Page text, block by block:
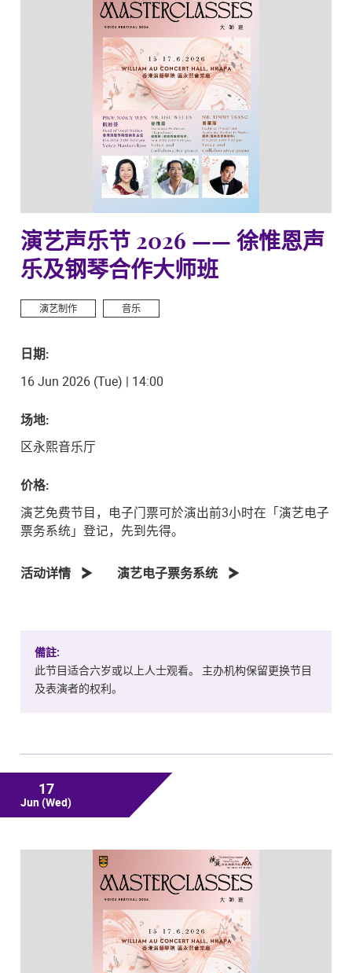
演艺声乐节 2026 —— 徐惟恩声
乐及钢琴合作大师班
演艺制作 音乐
日期:
16 Jun 2026 (Tue) | 14:00
场地:
区永熙音乐厅
价格:
演艺免费节目，电子门票可於演出前3小时在「演艺电子
票务系统」登记，先到先得。
活动详情 演艺电子票务系统
備註:
此节目适合六岁或以上人士观看。 主办机构保留更换节目
及表演者的权利。
17
Jun(Wed)